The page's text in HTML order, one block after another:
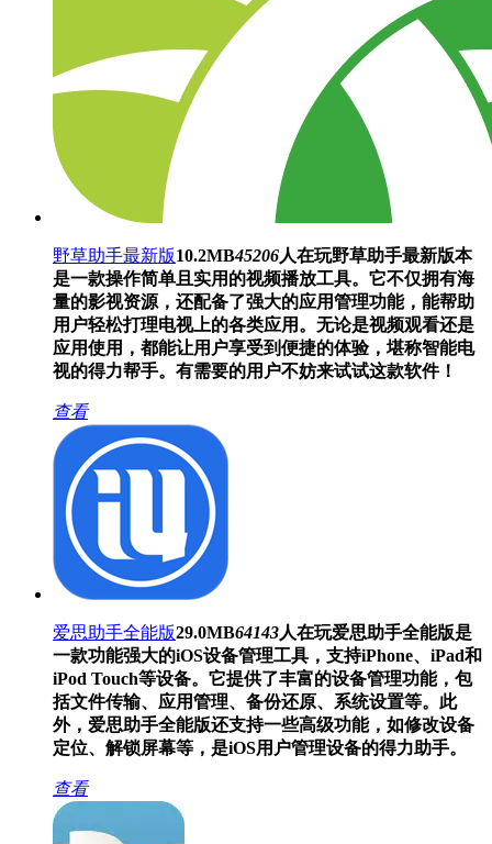
野草助手最新版10.2MB45206人在玩野草助手最新版本
是一款操作简单且实用的视频播放工具。它不仅拥有海
量的影视资源，还配备了强大的应用管理功能，能帮助
用户轻松打理电视上的各类应用。无论是视频观看还是
应用使用，都能让用户享受到便捷的体验，堪称智能电
视的得力帮手。有需要的用户不妨来试试这款软件！
查看
爱思助手全能版29.0MB64143人在玩爱思助手全能版是
一款功能强大的iOS设备管理工具，支持iPhone、iPad和
iPod Touch等设备。它提供了丰富的设备管理功能，包
括文件传输、应用管理、备份还原、系统设置等。此
外，爱思助手全能版还支持一些高级功能，如修改设备
定位、解锁屏幕等，是iOS用户管理设备的得力助手。
查看